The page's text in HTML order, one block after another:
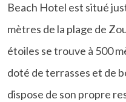
Beach Hotel est situé
mètres de la plage de
étoiles se trouve à 500
doté de terrasses et de
dispose de son propre